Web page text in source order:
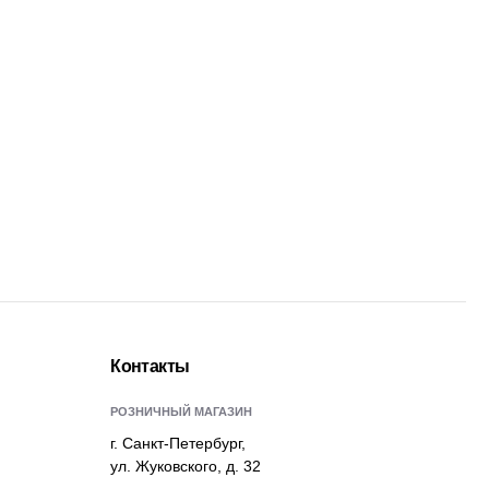
Контакты
РОЗНИЧНЫЙ МАГАЗИН
г. Санкт-Петербург,
ул. Жуковского, д. 32